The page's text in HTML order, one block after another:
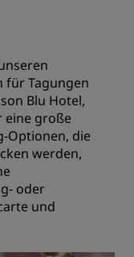
für Tagungen
Blu Hotel,
eine große
Optionen, die
werden,
oder
und